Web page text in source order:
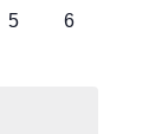
0
5
0
6